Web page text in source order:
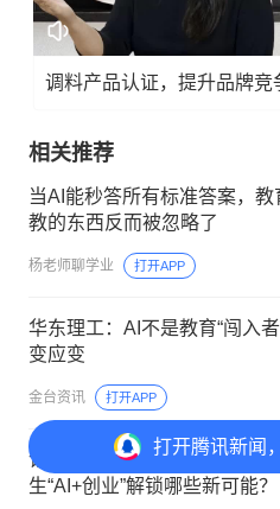
打开腾讯新闻
调料产品认证，提升品牌竞
相关推荐
当AI能秒答所有标准答案，教
教的东西反而被忽略了
杨老师聊学业 打开APP
华东理工：AI不是教育“闯入
变应变
金台资讯 打开APP
记者观察 | “一人公司”不再小
生“AI+创业”解锁哪些新可能？